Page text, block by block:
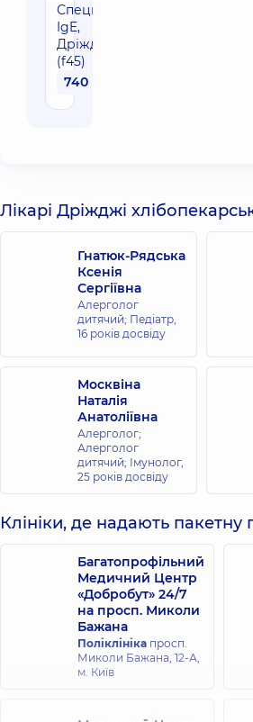
Специфічні
IgE,
Дріжджі
(f45)
740 грн
Лікарі Дріжджі
Гнатюк-Рядська
Ксенія
Сергіївна
Алерголог
дитячий; Педіатр,
16 років досвіду
Москвіна
Наталія
Анатоліївна
Алерголог;
Алерголог
дитячий; Імунолог,
25 років досвіду
Клініки, де надають пакетну
Багатопрофільний
Медичний Центр
«Добробут» 24/7
на просп. Миколи
Бажана
Поліклініка просп.
Миколи Бажана, 12-А,
м. Київ